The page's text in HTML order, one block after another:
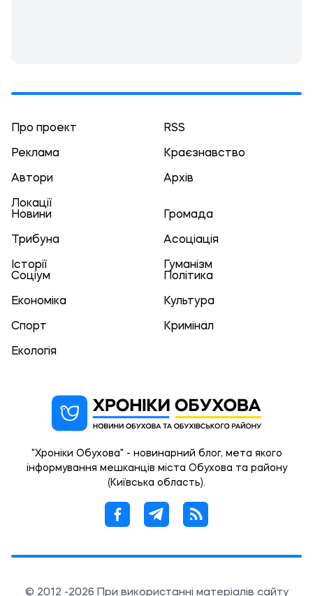
Про проект RSS
Реклама Краєзнавство
Автори Архів
Локації
Новини
Громада
Трибуна Асоціація
Історії
Гуманізм
Соціум
Політика
Економіка Культура
Спорт Кримінал
Екологія
"Хроніки Обухова" - новинарний блог, мета якого
інформування мешканців міста Обухова та району
(Київська область).
© 2012 -2026 При використанні матеріалів сайту